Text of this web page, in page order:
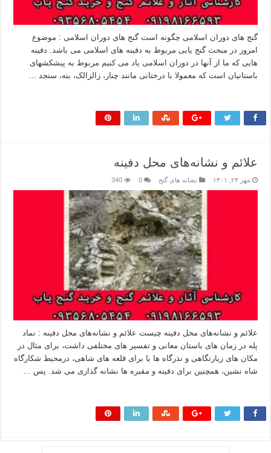
گنج های دوران اسلامی چگونه است گنج های دوران اسلامی : موضوع
امروز در مبحث گنج یابی مربوط به دفینه های اسلامی می باشد. دفینه
هایی که ما از آنها در دوران اسلامی یاد می کنیم مربوط به پیشکشهای
باستانیان است که معمولا با درختانی مانند چنار، زالزالک، بنه، سنجد …
علائم و نشانه‌های محل دفینه
مهر ۲۴, ۱۴۰۱ نشانه های گنج 0
340
علائم و نشانه‌های محل دفینه چیست علائم و نشانه‌های محل دفینه : نماد
پله در زمان های باستان معانی و تفسیر های مختلفی داشت، برای مثال در
مکان های زیارتگاهی و نذرگاه ها یا برای قلعه های شاهی، درمحیط شکارگاه
شاه نشین، همچنین برای دفینه و مقبره ها نشانه گذاری می شد. پس …